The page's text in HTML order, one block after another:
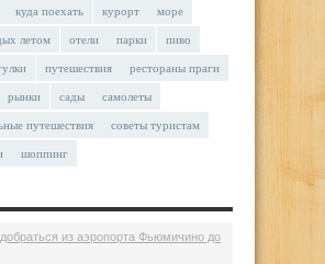
куда поехать курорт море
летом отели парки пиво
путешествия рестораны праги
рынки сады самолеты
путешествия советы туристам
шоппинг
добраться из аэропорта Фьюмичино до